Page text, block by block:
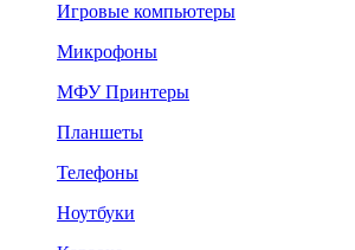
Игровые компьютеры
Микрофоны
МФУ Принтеры
Планшеты
Телефоны
Ноутбуки